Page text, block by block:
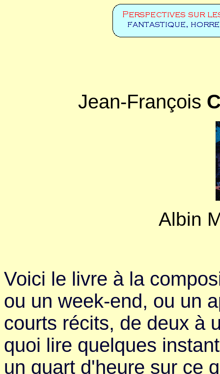
Jean-François
Albin
Voici le livre à la
ou un week-end, ou un
courts récits, de deux à
quoi lire quelques
un quart d'heure sur ce